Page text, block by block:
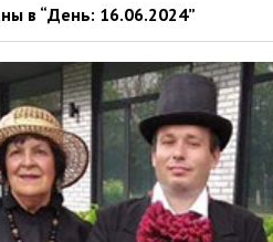
в “День: 16.06.2024”